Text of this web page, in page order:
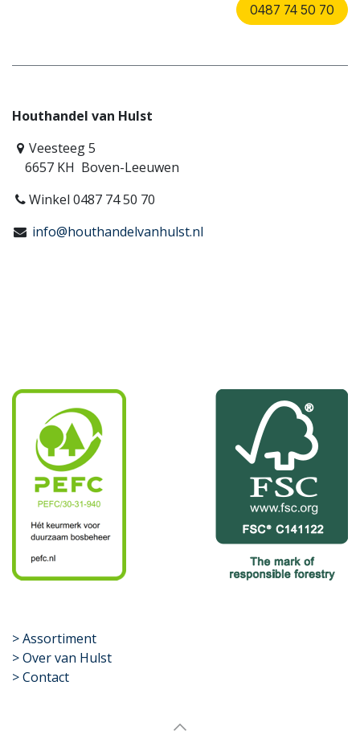
0487 74 50 70
Houthandel van Hulst
Veesteeg 5
6657 KH Boven-Leeuwen
Winkel 0487 74 50 70
info@houthandelvanhulst.nl
​>Assortiment
> Over van Hulst
> Contact